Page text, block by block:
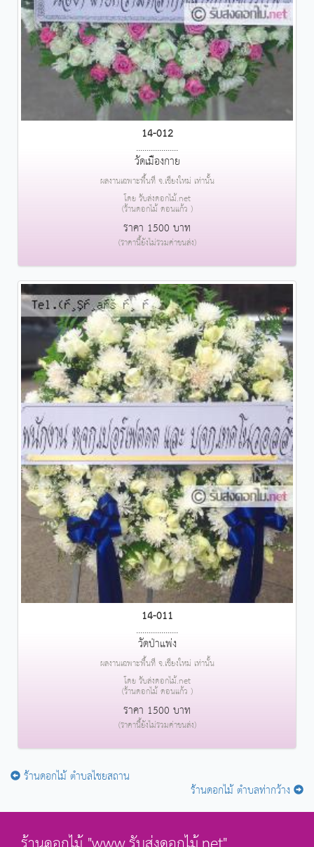
14-012
....................
วัดเมืองกาย
ผลงานเฉพาะพื้นที่ จ.เชียงใหม่ เท่านั้น
โดย รับส่งดอกไม้.net
(ร้านดอกไม้ ดอนแก้ว )
ราคา 1500 บาท
(ราคานี้ยังไม่รวมค่าขนส่ง)
14-011
....................
วัดป่าแพ่ง
ผลงานเฉพาะพื้นที่ จ.เชียงใหม่ เท่านั้น
โดย รับส่งดอกไม้.net
(ร้านดอกไม้ ดอนแก้ว )
ราคา 1500 บาท
(ราคานี้ยังไม่รวมค่าขนส่ง)
ร้านดอกไม้ ตำบลไชยสถาน
ร้านดอกไม้ ตำบลท่ากว้าง